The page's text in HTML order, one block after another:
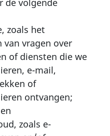
de volgende
zoals het
van vragen over
of diensten die we
e-mail,
of
ontvangen;
zoals e-